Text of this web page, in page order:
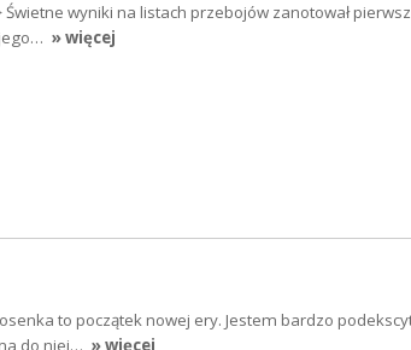
Świetne wyniki na listach przebojów zanotował
» więcej
to początek nowej ery. Jestem bardzo
do niej… » więcej